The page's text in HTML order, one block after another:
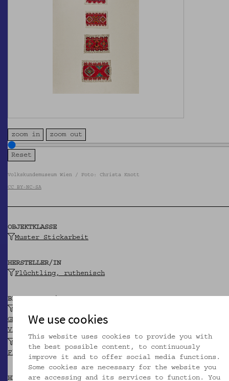
zoom in zoom out
Volkskundemuseum Wien / Foto: Christa Knott
CC BY-NC-SA
OBJEKTKLASSE
Muster Stickarbeit
HERSTELLER/IN
Flüchtling, ruthenisch
BEITRAGENDE/R
GND
VIAF
Flüchtlingsfürsorge
HERKUNFT
We use cookies
This website uses cookies to provide you with
the best possible content, to continuously
improve it and to offer social media functions.
Some cookies are necessary for the website you
are accessing and its services to function. You